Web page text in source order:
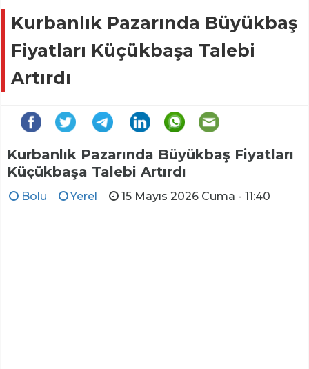
Kurbanlık Pazarında Büyükbaş
Fiyatları Küçükbaşa Talebi
Artırdı
Kurbanlık Pazarında Büyükbaş Fiyatları
Küçükbaşa Talebi Artırdı
Bolu Yerel 15 Mayıs 2026 Cuma - 11:40